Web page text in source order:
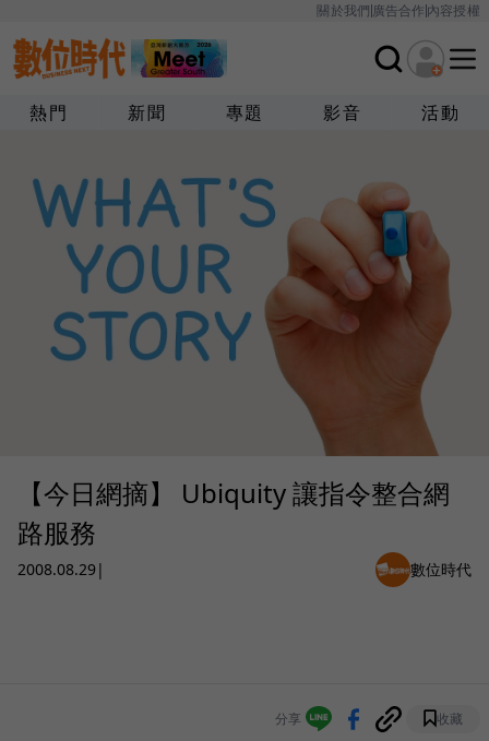
關於我們廣告合作內容授權
熱門 新聞 專題 影音 活動
【今日網摘】 Ubiquity 讓指令整合網
路服務
2008.08.29| 數位時代
分享 收藏